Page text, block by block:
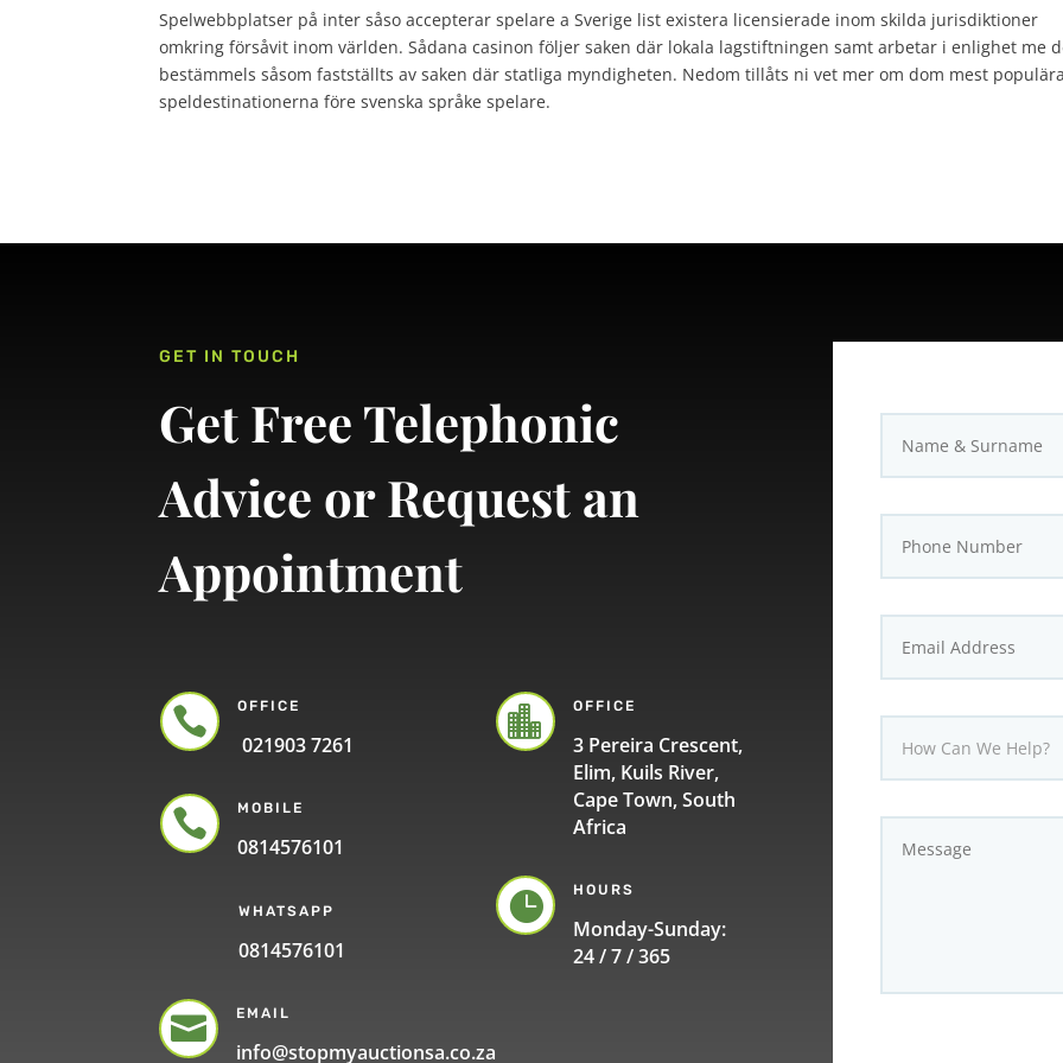
Spelwebbplatser på inter såso accepterar spelare a Sverige list existera licensierade inom skilda jurisdiktioner
omkring försåvit inom världen. Sådana casinon följer saken där lokala lagstiftningen samt arbetar i enlighet me
bestämmels såsom fastställts av saken där statliga myndigheten. Nedom tillåts ni vet mer om dom mest
speldestinationerna före svenska språke spelare.
GET IN TOUCH
Get Free Telephonic
Advice or Request an
Appointment
 OFFICE
021903 7261
 MOBILE
0814576101
WHATSAPP
0814576101
 EMAIL
info@stopmyauctionsa.co.za
 OFFICE
3 Pereira Crescent,
Elim, Kuils River,
Cape Town, South
Africa
 HOURS
Monday-Sunday:
24 / 7 / 365